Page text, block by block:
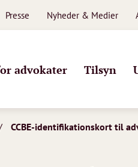
Presse Nyheder & Medier
advokater Tilsyn
CCBE-identifikationskort til